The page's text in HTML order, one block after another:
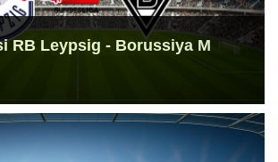
RB Leypsig - Borussiya M